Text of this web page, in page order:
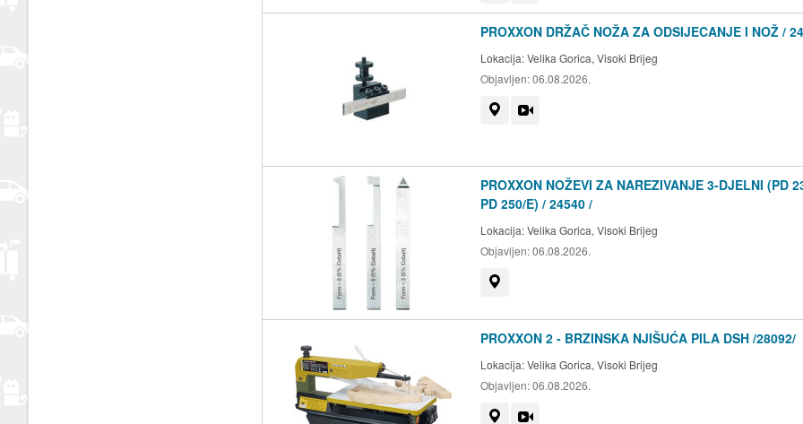
PROXXON DRŽAČ NOŽA ZA ODSIJECANJE I NOŽ /
Lokacija:Velika Gorica, Visoki Brijeg
Objavljen:06.08.2026.
PROXXON NOŽEVI ZA NAREZIVANJE 3-DJELNI (PD
PD 250/E) / 24540 /
Lokacija:Velika Gorica, Visoki Brijeg
Objavljen:06.08.2026.
PROXXON 2 - BRZINSKA NJIŠUĆA PILA DSH /28092/
Lokacija:Velika Gorica, Visoki Brijeg
Objavljen:06.08.2026.